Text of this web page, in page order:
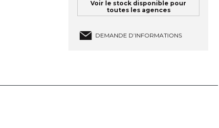
Voir le stock disponible pour
toutes les agences
DEMANDE D’INFORMATIONS